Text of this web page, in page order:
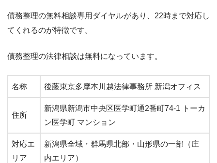
債務整理の無料相談専用ダイヤルがあり、22時まで対応し
てくれるのが特徴です。
債務整理の法律相談は無料になっています。
名称 後藤東京多摩本川越法律事務所 新潟オフィス
住所
新潟県新潟市中央区医学町通2番町74-1 トーカ
ン医学町 マンション
対応エ
リア
新潟県全域・群馬県北部・山形県の一部（庄
内エリア）